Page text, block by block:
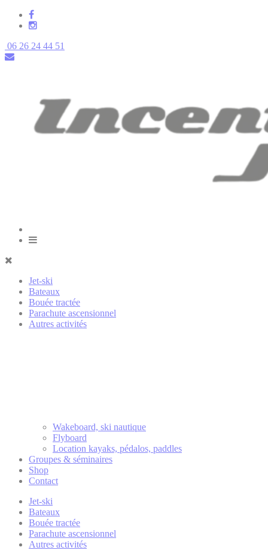
06 26 24 44 51
Jet-ski
Bateaux
Bouée tractée
Parachute ascensionnel
Autres activités
Wakeboard, ski nautique
Flyboard
Location kayaks, pédalos, paddles
Groupes & séminaires
Shop
Contact
Jet-ski
Bateaux
Bouée tractée
Parachute ascensionnel
Autres activités